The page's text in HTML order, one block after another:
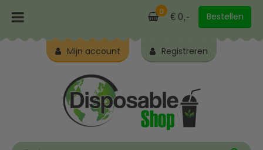
0 € 0,- Bestellen
Mijn account Registreren